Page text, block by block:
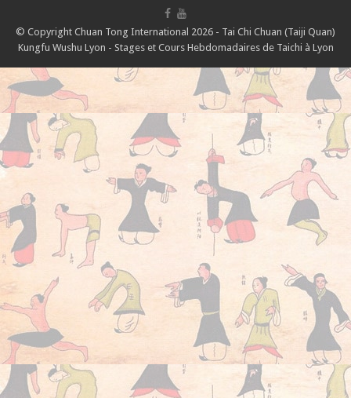
© Copyright Chuan Tong International 2026 - Tai Chi Chuan (Taiji Quan)
Kungfu Wushu Lyon - Stages et Cours Hebdomadaires de Taichi à Lyon